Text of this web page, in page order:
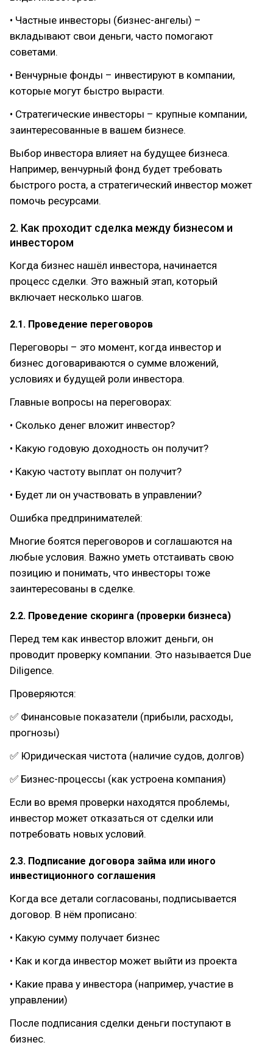
• Частные инвесторы (бизнес-ангелы) –
вкладывают свои деньги, часто помогают
советами.
• Венчурные фонды – инвестируют в компании,
которые могут быстро вырасти.
• Стратегические инвесторы – крупные компании,
заинтересованные в вашем бизнесе.
Выбор инвестора влияет на будущее бизнеса.
Например, венчурный фонд будет требовать
быстрого роста, а стратегический инвестор может
помочь ресурсами.
2. Как проходит сделка между бизнесом и
инвестором
Когда бизнес нашёл инвестора, начинается
процесс сделки. Это важный этап, который
включает несколько шагов.
2.1. Проведение переговоров
Переговоры – это момент, когда инвестор и
бизнес договариваются о сумме вложений,
условиях и будущей роли инвестора.
Главные вопросы на переговорах:
• Сколько денег вложит инвестор?
• Какую годовую доходность он получит?
• Какую частоту выплат он получит?
• Будет ли он участвовать в управлении?
Ошибка предпринимателей:
Многие боятся переговоров и соглашаются на
любые условия. Важно уметь отстаивать свою
позицию и понимать, что инвесторы тоже
заинтересованы в сделке.
2.2. Проведение скоринга (проверки бизнеса)
Перед тем как инвестор вложит деньги, он
проводит проверку компании. Это называется Due
Diligence.
Проверяются:
✅ Финансовые показатели (прибыли, расходы,
прогнозы)
✅ Юридическая чистота (наличие судов, долгов)
✅ Бизнес-процессы (как устроена компания)
Если во время проверки находятся проблемы,
инвестор может отказаться от сделки или
потребовать новых условий.
2.3. Подписание договора займа или иного
инвестиционного соглашения
Когда все детали согласованы, подписывается
договор. В нём прописано:
• Какую сумму получает бизнес
• Как и когда инвестор может выйти из проекта
• Какие права у инвестора (например, участие в
управлении)
После подписания сделки деньги поступают в
бизнес.